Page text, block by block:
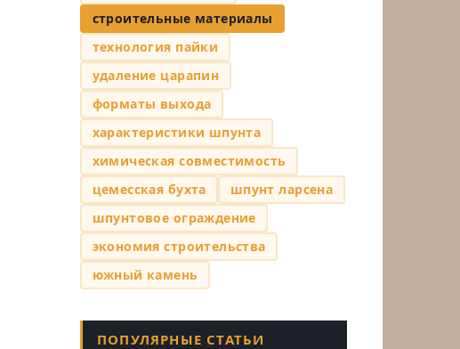
строительные материалы
технология пайки
удаление царапин
форматы выхода
характеристики шпунта
химическая совместимость
цемесская бухта
шпунт ларсена
шпунтовое ограждение
экономия строительства
южный камень
ПОПУЛЯРНЫЕ СТАТЬИ